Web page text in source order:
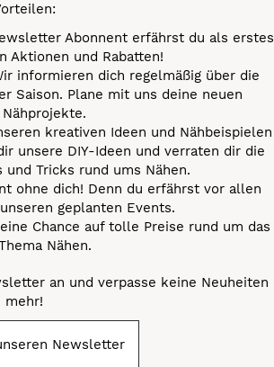
Abonnent erfährst du als erstes
Aktionen und Rabatten!
informieren dich regelmäßig über die
Saison. Plane mit uns deine neuen
Nähprojekte.
kreativen Ideen und Nähbeispielen
unsere DIY-Ideen und verraten dir die
und Tricks rund ums Nähen.
ohne dich! Denn du erfährst vor allen
geplanten Events.
Chance auf tolle Preise rund um das
Nähen.
an und verpasse keine Neuheiten
mehr!
Newsletter